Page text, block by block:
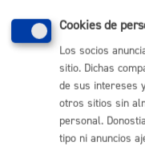
Disposiciones
Régimen Local
Ley 33/2003, De
Las
Real Decreto
Se Aprueba El
Entidades Locales
Ley 39/2015, De
Administrativo
Públicas (Texto
Cookies de
Los socios
sitio. Dichas
de sus intereses
otros sitios sin
personal.
tipo ni anuncios